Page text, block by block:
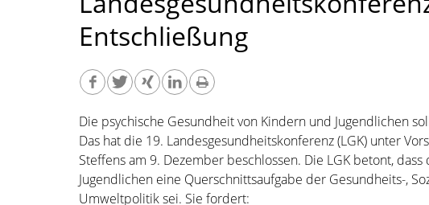
Entschließung
Die psychische Gesundheit von Kindern und Jugendlichen
Das hat die 19. Landesgesundheitskonferenz (LGK) unter
Steffens am 9. Dezember beschlossen. Die LGK betont,
Jugendlichen eine Querschnittsaufgabe der Gesundheits-,
Umweltpolitik sei. Sie fordert: